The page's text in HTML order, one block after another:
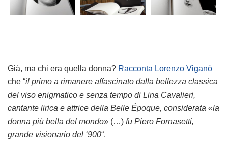
Già, ma chi era quella donna? Racconta Lorenzo Viganò
che “il primo a rimanere affascinato dalla bellezza classica
del viso enigmatico e senza tempo di Lina Cavalieri,
cantante lirica e attrice della Belle Époque, considerata «la
donna più bella del mondo» (…) fu Piero Fornasetti,
grande visionario del ‘900“.